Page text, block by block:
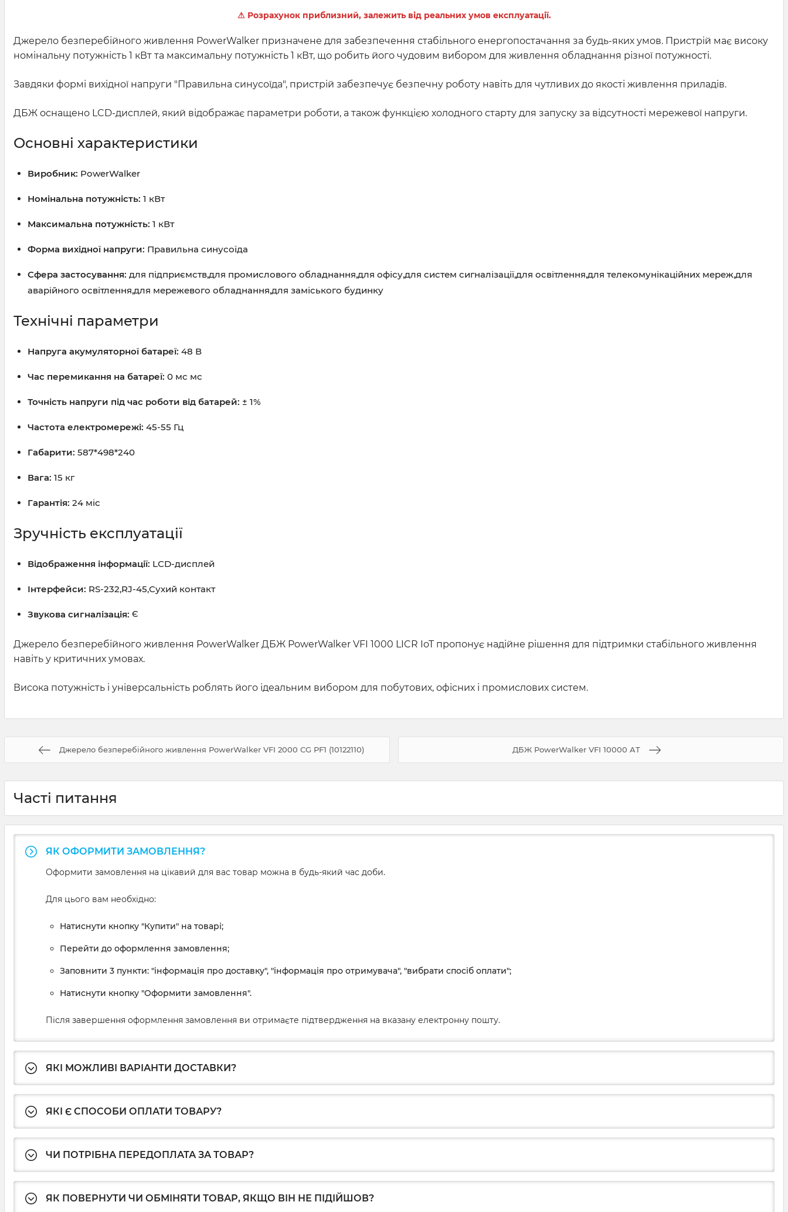
⚠ Розрахунок приблизний, залежить від реальних умов експлуатації.
Джерело безперебійного живлення PowerWalker призначене для забезпечення стабільного енергопостачання за будь-яких умов. Пристрій має високу
номінальну потужність 1 кВт та максимальну потужність 1 кВт, що робить його чудовим вибором для живлення обладнання різної потужності.
Завдяки формі вихідної напруги "Правильна синусоїда", пристрій забезпечує безпечну роботу навіть для чутливих до якості живлення приладів.
ДБЖ оснащено LCD-дисплей, який відображає параметри роботи, а також функцією холодного старту для запуску за відсутності мережевої напруги.
Основні характеристики
Виробник: PowerWalker
Номінальна потужність: 1 кВт
Максимальна потужність: 1 кВт
Форма вихідної напруги: Правильна синусоїда
Сфера застосування: для підприємств,для промислового обладнання,для офісу,для систем сигналізації,для освітлення,для телекомунікаційних мереж,для
аварійного освітлення,для мережевого обладнання,для заміського будинку
Технічні параметри
Напруга акумуляторної батареї: 48 В
Час перемикання на батареї: 0 мс мс
Точність напруги під час роботи від батарей: ± 1%
Частота електромережі: 45-55 Гц
Габарити: 587*498*240
Вага: 15 кг
Гарантія: 24 міс
Зручність експлуатації
Відображення інформації: LCD-дисплей
Інтерфейси: RS-232,RJ-45,Сухий контакт
Звукова сигналізація: Є
Джерело безперебійного живлення PowerWalker ДБЖ PowerWalker VFI 1000 LICR IoT пропонує надійне рішення для підтримки стабільного живлення
навіть у критичних умовах.
Висока потужність і універсальність роблять його ідеальним вибором для побутових, офісних і промислових систем.
Джерело безперебійного живлення PowerWalker VFI 2000 CG PF1 (10122110) ДБЖ PowerWalker VFI 10000 AT
Часті питання
ЯК ОФОРМИТИ ЗАМОВЛЕННЯ?
Оформити замовлення на цікавий для вас товар можна в будь-який час доби.
Для цього вам необхідно:
Натиснути кнопку "Купити" на товарі;
Перейти до оформлення замовлення;
Заповнити 3 пункти: "інформація про доставку", "інформація про отримувача", "вибрати спосіб оплати";
Натиснути кнопку "Оформити замовлення".
Після завершення оформлення замовлення ви отримаєте підтвердження на вказану електронну пошту.
ЯКІ МОЖЛИВІ ВАРІАНТИ ДОСТАВКИ?
ЯКІ Є СПОСОБИ ОПЛАТИ ТОВАРУ?
ЧИ ПОТРІБНА ПЕРЕДОПЛАТА ЗА ТОВАР?
ЯК ПОВЕРНУТИ ЧИ ОБМІНЯТИ ТОВАР, ЯКЩО ВІН НЕ ПІДІЙШОВ?